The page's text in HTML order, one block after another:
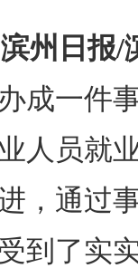
滨州日报/
成一件
人员就
，通过
到了实